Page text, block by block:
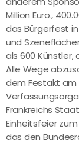
Million Euro.,
das Bürgerfest
und
als 600 Künstler,
Alle Wege
dem Festakt
Frankreichs
Einheitsfeier
das den